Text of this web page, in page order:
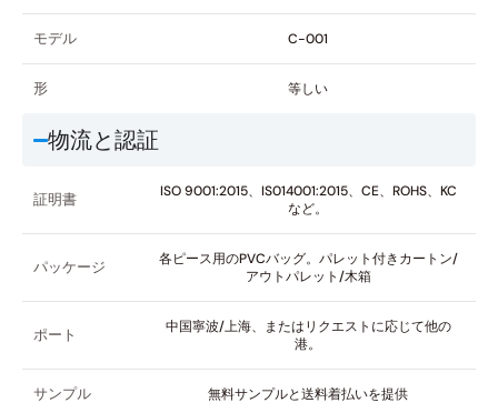
モデル C-001
形 等しい
物流と認証
証明書
ISO 9001:2015、IS014001:2015、CE、ROHS、KC
など。
パッケージ
各ピース用のPVCバッグ。パレット付きカートン/
アウトパレット/木箱
ポート
中国寧波/上海、またはリクエストに応じて他の
港。
サンプル 無料サンプルと送料着払いを提供